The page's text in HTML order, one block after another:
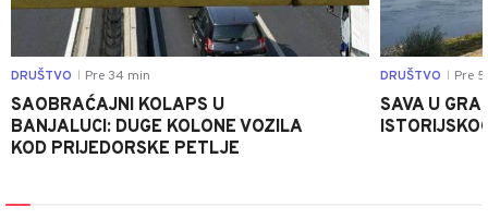
DRUŠTVO Pre 34 min
SAOBRAĆAJNI KOLAPS U
BANJALUCI: DUGE KOLONE VOZILA
KOD PRIJEDORSKE PETLJE
DRUŠTVO Pre
SAVA U